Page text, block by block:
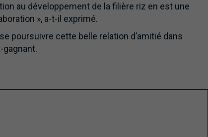
au développement de la filière riz en est une
», a-t-il exprimé.
poursuivre cette belle relation d’amitié dans
gagnant.